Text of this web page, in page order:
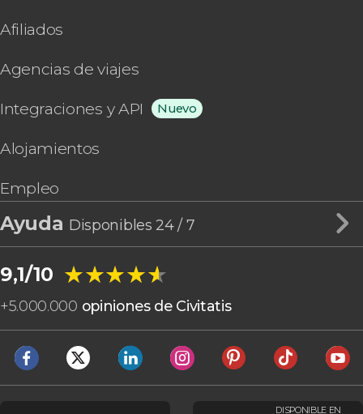
Afiliados
Agencias de viajes
Integraciones y API Nuevo
Alojamientos
Empleo
Ayuda Disponibles 24 / 7
9,1/10 ★★★★★
★★★★★
+5.000.000 opiniones de Civitatis
DISPONIBLE EN